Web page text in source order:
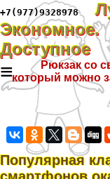
+7(977)9328978
Экономное.
Доступное
≡
Рюкзак со
который можно
Популярная